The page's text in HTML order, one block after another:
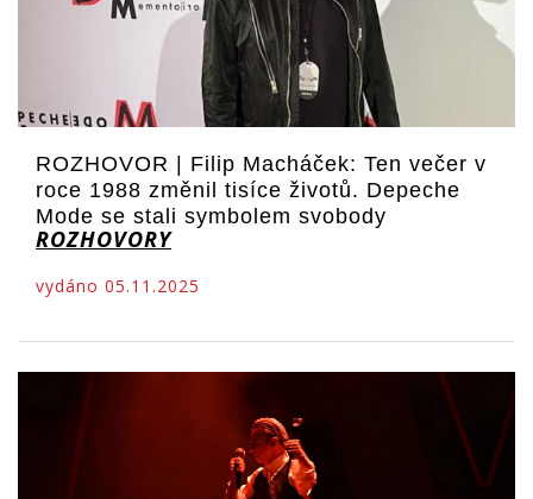
ROZHOVOR | Filip Macháček: Ten večer v
roce 1988 změnil tisíce životů. Depeche
Mode se stali symbolem svobody
ROZHOVORY
vydáno 05.11.2025